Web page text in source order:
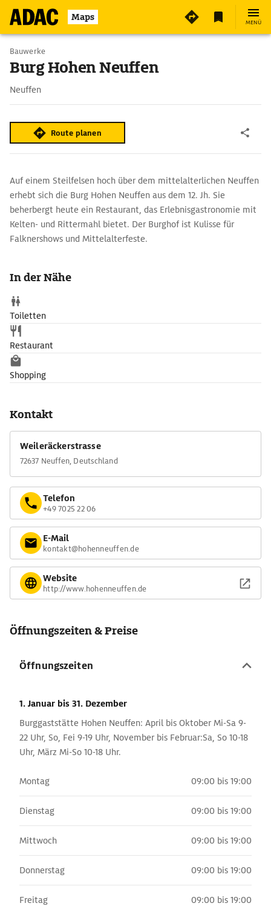
Maps MENÜ
Bauwerke
Burg Hohen Neuffen
Neuffen
Route planen
Auf einem Steilfelsen hoch über dem mittelalterlichen Neuffen
erhebt sich die Burg Hohen Neuffen aus dem 12. Jh. Sie
beherbergt heute ein Restaurant, das Erlebnisgastronomie mit
Kelten- und Rittermahl bietet. Der Burghof ist Kulisse für
Falknershows und Mittelalterfeste.
In der Nähe
Toiletten
Restaurant
Shopping
Kontakt
Weileräckerstrasse
72637 Neuffen, Deutschland
Telefon
+49 7025 22 06
E-Mail
kontakt@hohenneuffen.de
Website
http://www.hohenneuffen.de
Öffnungszeiten & Preise
Öffnungszeiten
1. Januar bis 31. Dezember
Burggaststätte Hohen Neuffen: April bis Oktober Mi-Sa 9-
22 Uhr, So, Fei 9-19 Uhr, November bis Februar:Sa, So 10-18
Uhr, März Mi-So 10-18 Uhr.
Montag 09:00 bis 19:00
Dienstag 09:00 bis 19:00
Mittwoch 09:00 bis 19:00
Donnerstag 09:00 bis 19:00
Freitag 09:00 bis 19:00